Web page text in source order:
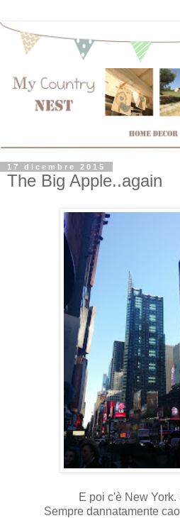
17 dicembre 2015
The Big Apple..again
E poi c'è New York.
Sempre dannatamente